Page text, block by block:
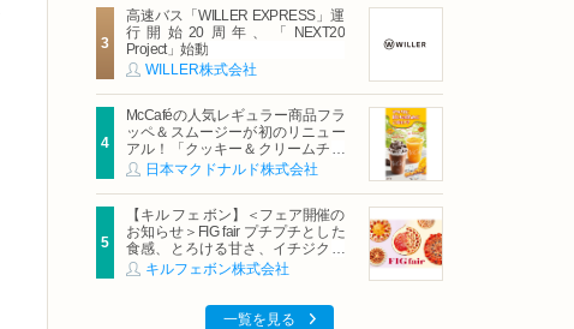
高速バス「WILLER EXPRESS」運
行開始20周年、「NEXT20
Project」始動
WILLER株式会社
McCaféの人気レギュラー商品フラ
ッペ＆スムージーが初のリニュー
アル！「クッキー＆クリームチョ
コフラッペ」「マンゴースムージ
ー」8月5日（水）から販売開始
日本マクドナルド株式会社
【キル フェ ボン】＜フェア開催の
お知らせ＞FIG fair プチプチとした
食感、とろける甘さ、イチジクの
魅力をたっぷりと。新作を含め、
イチジク尽くしの全4種が登場8月
キルフェボン株式会社
一覧を見る